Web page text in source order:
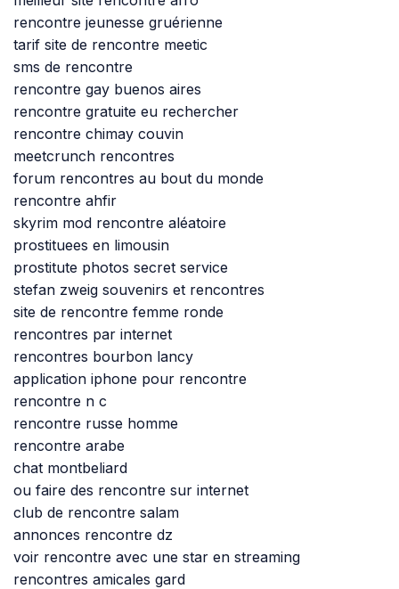
rencontre jeunesse gruérienne
tarif site de rencontre meetic
sms de rencontre
rencontre gay buenos aires
rencontre gratuite eu rechercher
rencontre chimay couvin
meetcrunch rencontres
forum rencontres au bout du monde
rencontre ahfir
skyrim mod rencontre aléatoire
prostituees en limousin
prostitute photos secret service
stefan zweig souvenirs et rencontres
site de rencontre femme ronde
rencontres par internet
rencontres bourbon lancy
application iphone pour rencontre
rencontre n c
rencontre russe homme
rencontre arabe
chat montbeliard
ou faire des rencontre sur internet
club de rencontre salam
annonces rencontre dz
voir rencontre avec une star en streaming
rencontres amicales gard